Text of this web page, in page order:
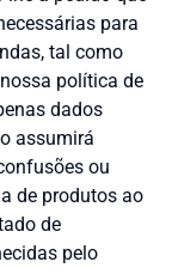
para
tal como
política de
dados
assumirá
ou
de produtos ao
de
pelo